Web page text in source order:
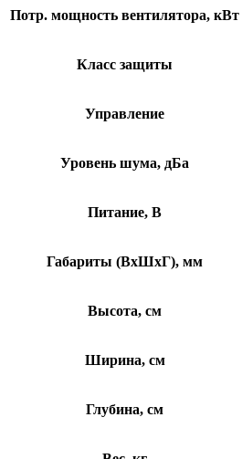
Потр. мощность вентилятора, кВт
Класс защиты
Управление
Уровень шума, дБа
Питание, В
Габариты (ВхШхГ), мм
Высота, см
Ширина, см
Глубина, см